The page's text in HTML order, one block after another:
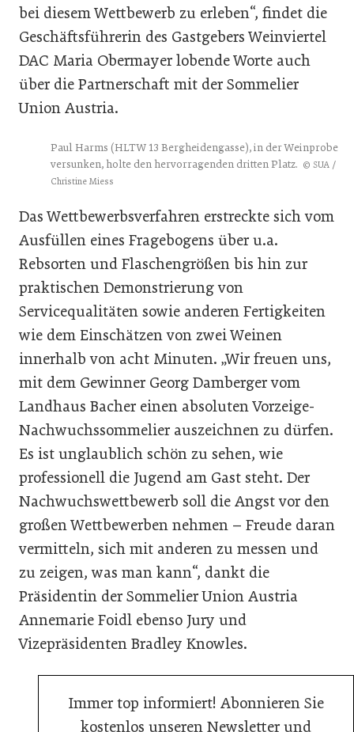
bei diesem Wettbewerb zu erleben“, findet die
Geschäftsführerin des Gastgebers Weinviertel
DAC Maria Obermayer lobende Worte auch
über die Partnerschaft mit der Sommelier
Union Austria.
Paul Harms (HLTW 13 Bergheidengasse), in der Weinprobe
versunken, holte den hervorragenden dritten Platz. © SUA /
Christine Miess
Das Wettbewerbsverfahren erstreckte sich vom
Ausfüllen eines Fragebogens über u.a.
Rebsorten und Flaschengrößen bis hin zur
praktischen Demonstrierung von
Servicequalitäten sowie anderen Fertigkeiten
wie dem Einschätzen von zwei Weinen
innerhalb von acht Minuten. „Wir freuen uns,
mit dem Gewinner Georg Damberger vom
Landhaus Bacher einen absoluten Vorzeige-
Nachwuchssommelier auszeichnen zu dürfen.
Es ist unglaublich schön zu sehen, wie
professionell die Jugend am Gast steht. Der
Nachwuchswettbewerb soll die Angst vor den
großen Wettbewerben nehmen – Freude daran
vermitteln, sich mit anderen zu messen und
zu zeigen, was man kann“, dankt die
Präsidentin der Sommelier Union Austria
Annemarie Foidl ebenso Jury und
Vizepräsidenten Bradley Knowles.
Immer top informiert! Abonnieren Sie
kostenlos unseren Newsletter und